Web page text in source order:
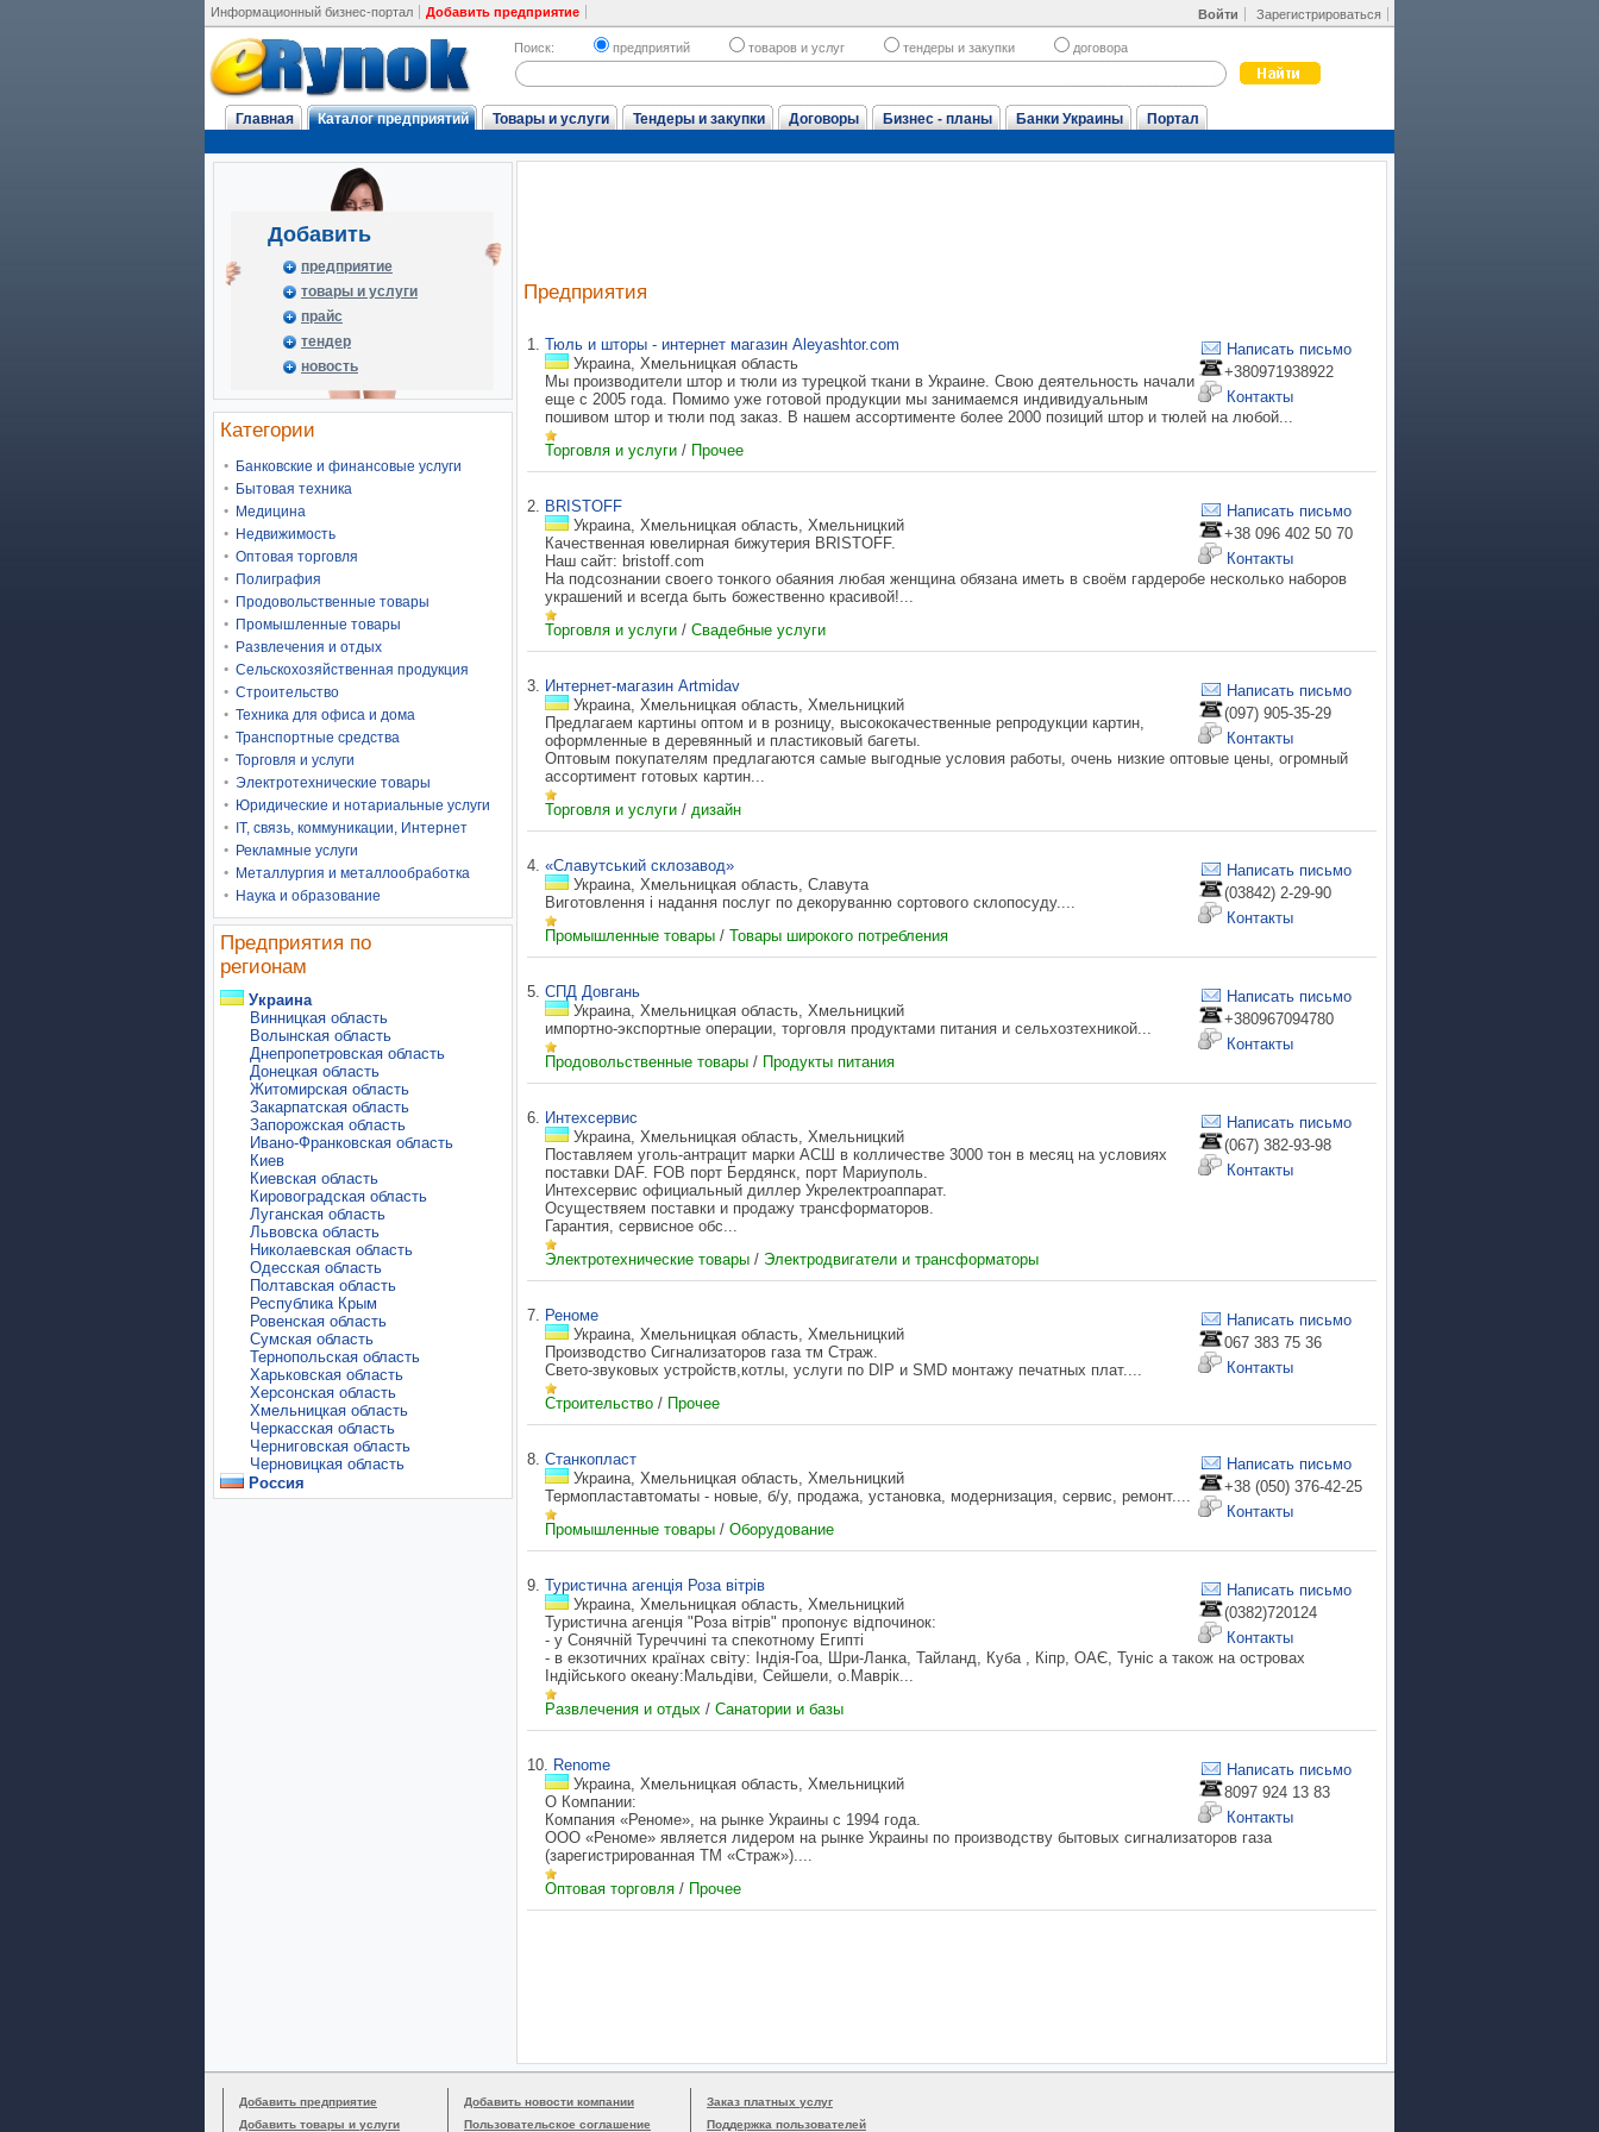
Войти Зарегистрироваться
Информационный бизнес-портал Добавить предприятие
Поиск: предприятий товаров и услуг тендеры и закупки договора
Главная Каталог предприятий Товары и услуги Тендеры и закупки Договоры Бизнес - планы Банки Украины Портал
Добавить
предприятие
товары и услуги
прайс
тендер
новость
Категории
Банковские и финансовые услуги
Бытовая техника
Медицина
Недвижимость
Оптовая торговля
Полиграфия
Продовольственные товары
Промышленные товары
Развлечения и отдых
Сельскохозяйственная продукция
Строительство
Техника для офиса и дома
Транспортные средства
Торговля и услуги
Электротехнические товары
Юридические и нотариальные услуги
IT, связь, коммуникации, Интернет
Рекламные услуги
Металлургия и металлообработка
Наука и образование
Предприятия по
регионам
Украина
Винницкая область
Волынская область
Днепропетровская область
Донецкая область
Житомирская область
Закарпатская область
Запорожская область
Ивано-Франковская область
Киев
Киевская область
Кировоградская область
Луганская область
Львовска область
Николаевская область
Одесская область
Полтавская область
Республика Крым
Ровенская область
Сумская область
Тернопольская область
Харьковская область
Херсонская область
Хмельницкая область
Черкасская область
Черниговская область
Черновицкая область
Россия
Предприятия
Написать письмо
+380971938922
Контакты
1. Тюль и шторы - интернет магазин Aleyashtor.com
Украина, Хмельницкая область
Мы производители штор и тюли из турецкой ткани в Украине. Свою деятельность начали
еще с 2005 года. Помимо уже готовой продукции мы занимаемся индивидуальным
пошивом штор и тюли под заказ. В нашем ассортименте более 2000 позиций штор и тюлей на любой...
Торговля и услуги / Прочее
Написать письмо
+38 096 402 50 70
Контакты
2. BRISTOFF
Украина, Хмельницкая область, Хмельницкий
Качественная ювелирная бижутерия BRISTOFF.
Наш сайт: bristoff.com
На подсознании своего тонкого обаяния любая женщина обязана иметь в своём гардеробе несколько наборов
украшений и всегда быть божественно красивой!...
Торговля и услуги / Свадебные услуги
Написать письмо
(097) 905-35-29
Контакты
3. Интернет-магазин Artmidav
Украина, Хмельницкая область, Хмельницкий
Предлагаем картины оптом и в розницу, высококачественные репродукции картин,
оформленные в деревянный и пластиковый багеты.
Оптовым покупателям предлагаются самые выгодные условия работы, очень низкие оптовые цены, огромный
ассортимент готовых картин...
Торговля и услуги / дизайн
Написать письмо
(03842) 2-29-90
Контакты
4. «Славутський склозавод»
Украина, Хмельницкая область, Славута
Виготовлення і надання послуг по декоруванню сортового склопосуду....
Промышленные товары / Товары широкого потребления
Написать письмо
+380967094780
Контакты
5. СПД Довгань
Украина, Хмельницкая область, Хмельницкий
импортно-экспортные операции, торговля продуктами питания и сельхозтехникой...
Продовольственные товары / Продукты питания
Написать письмо
(067) 382-93-98
Контакты
6. Интехсервис
Украина, Хмельницкая область, Хмельницкий
Поставляем уголь-антрацит марки АСШ в колличестве 3000 тон в месяц на условиях
поставки DAF. FOB порт Бердянск, порт Мариуполь.
Интехсервис официальный диллер Укрелектроаппарат.
Осуществяем поставки и продажу трансформаторов.
Гарантия, сервисное обс...
Электротехнические товары / Электродвигатели и трансформаторы
Написать письмо
067 383 75 36
Контакты
7. Реноме
Украина, Хмельницкая область, Хмельницкий
Производство Сигнализаторов газа тм Страж.
Свето-звуковых устройств,котлы, услуги по DIP и SMD монтажу печатных плат....
Строительство / Прочее
Написать письмо
+38 (050) 376-42-25
Контакты
8. Станкопласт
Украина, Хмельницкая область, Хмельницкий
Термопластавтоматы - новые, б/у, продажа, установка, модернизация, сервис, ремонт....
Промышленные товары / Оборудование
Написать письмо
(0382)720124
Контакты
9. Туристична агенція Роза вітрів
Украина, Хмельницкая область, Хмельницкий
Туристична агенція "Роза вітрів" пропонує відпочинок:
- у Сонячній Туреччині та спекотному Египті
- в екзотичних країнах світу: Індія-Гоа, Шри-Ланка, Тайланд, Куба , Кіпр, ОАЄ, Туніс а також на островах
Індійського океану:Мальдіви, Сейшели, о.Маврік...
Развлечения и отдых / Санатории и базы
Написать письмо
8097 924 13 83
Контакты
10. Renome
Украина, Хмельницкая область, Хмельницкий
О Компании:
Компания «Реноме», на рынке Украины с 1994 года.
ООО «Реноме» является лидером на рынке Украины по производству бытовых сигнализаторов газа
(зарегистрированная ТМ «Страж»)....
Оптовая торговля / Прочее
Добавить предприятие
Добавить товары и услуги
Добавить новости компании
Пользовательское соглашение
Заказ платных услуг
Поддержка пользователей